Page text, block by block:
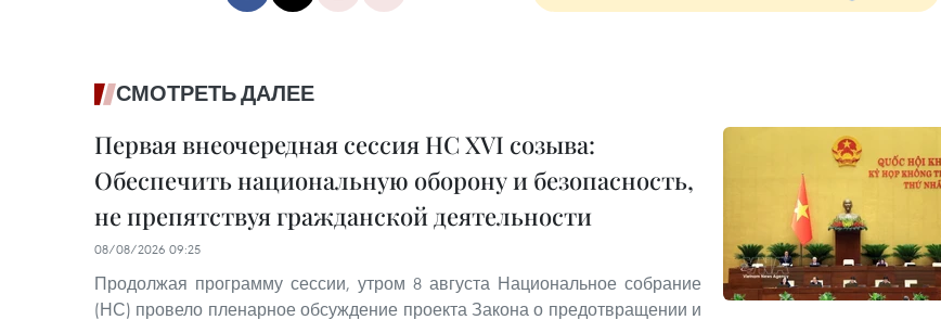
СМОТРЕТЬ ДАЛЕЕ
Первая внеочередная сессия НС XVI созыва:
Обеспечить национальную оборону и безопасность,
не препятствуя гражданской деятельности
08/08/2026 09:25
Продолжая программу сессии, утром 8 августа Национальное собрание
(НС) провело пленарное обсуждение проекта Закона о предотвращении и